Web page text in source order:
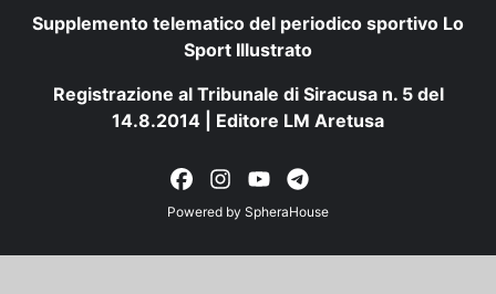
Supplemento telematico del periodico sportivo Lo
Sport Illustrato
Registrazione al Tribunale di Siracusa n. 5 del
14.8.2014 | Editore LM Aretusa
Powered by SpheraHouse